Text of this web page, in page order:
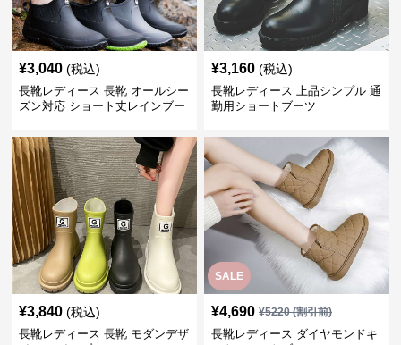
¥3,040 (税込)
長靴レディース 長靴 オールシー
ズン対応 ショート丈レインブー
¥3,160 (税込)
長靴レディース 上品シンプル 通
勤用ショートブーツ
¥3,840 (税込)
長靴レディース 長靴 モダンデザ
SALE
¥4,690 ¥5220(割引前)
長靴レディース ダイヤモンドキ